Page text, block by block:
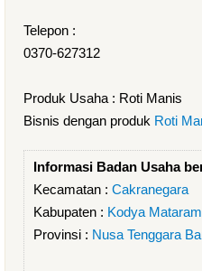
Telepon :
0370-627312
Produk Usaha : Roti Manis
Bisnis dengan produk Roti
Informasi Badan Usaha
Kecamatan : Cakranegara
Kabupaten : Kodya Mataram
Provinsi : Nusa Tenggara